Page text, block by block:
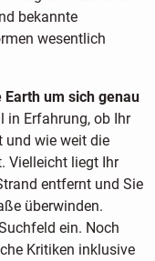
bekannte
wesentlich
Earth um sich genau
in Erfahrung, ob Ihr
und wie weit die
Vielleicht liegt Ihr
entfernt und Sie
überwinden.
ein. Noch
Kritiken inklusive